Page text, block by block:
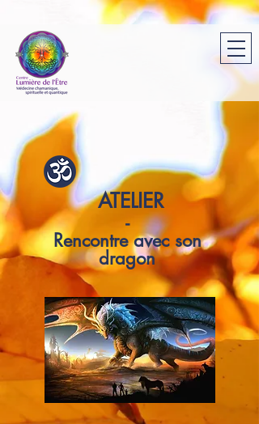
ATELIER
-
Rencontre avec son
dragon